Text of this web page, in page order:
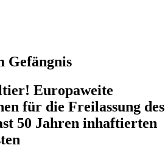
Gefängnis
Europaweite
für die Freilassung des
50 Jahren inhaftierten